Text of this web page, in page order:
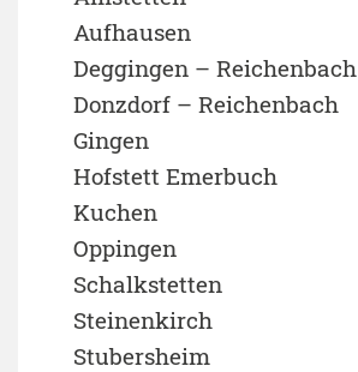
Aufhausen
Deggingen – Reichenbach
Donzdorf – Reichenbach
Gingen
Hofstett Emerbuch
Kuchen
Oppingen
Schalkstetten
Steinenkirch
Stubersheim